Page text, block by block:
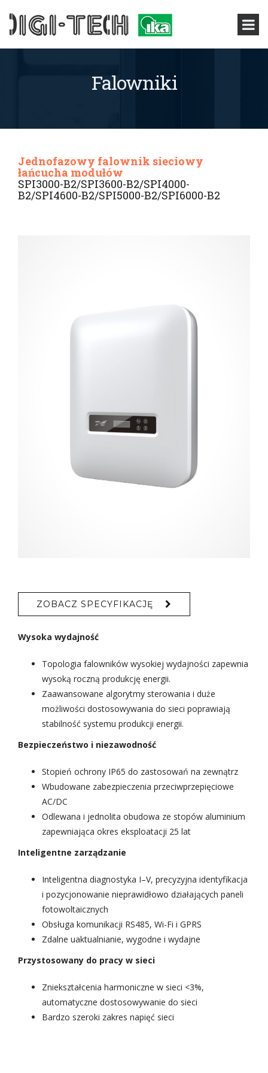
Falowniki
Jednofazowy falownik sieciowy
łańcucha modułów
SPI3000-B2/SPI3600-B2/SPI4000-
B2/SPI4600-B2/SPI5000-B2/SPI6000-B2
ZOBACZ SPECYFIKACJĘ
Wysoka wydajność
Topologia falowników wysokiej wydajności zapewnia
wysoką roczną produkcję energii.
Zaawansowane algorytmy sterowania i duże
możliwości dostosowywania do sieci poprawiają
stabilność systemu produkcji energii.
Bezpieczeństwo i niezawodność
Stopień ochrony IP65 do zastosowań na zewnątrz
Wbudowane zabezpieczenia przeciwprzepięciowe
AC/DC
Odlewana i jednolita obudowa ze stopów aluminium
zapewniająca okres eksploatacji 25 lat
Inteligentne zarządzanie
Inteligentna diagnostyka I–V, precyzyjna identyfikacja
i pozycjonowanie nieprawidłowo działających paneli
fotowoltaicznych
Obsługa komunikacji RS485, Wi-Fi i GPRS
Zdalne uaktualnianie, wygodne i wydajne
Przystosowany do pracy w sieci
Zniekształcenia harmoniczne w sieci <3%,
automatyczne dostosowywanie do sieci
Bardzo szeroki zakres napięć sieci